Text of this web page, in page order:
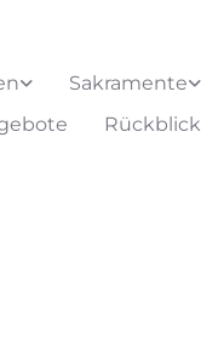
Sakramente
Rückblick